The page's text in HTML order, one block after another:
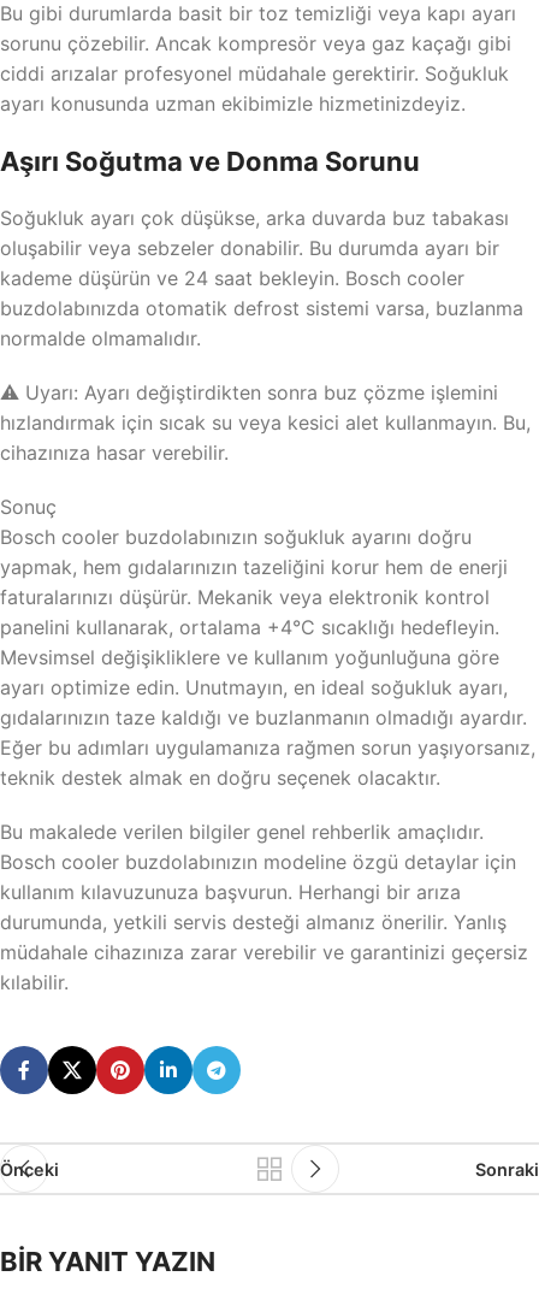
Bu gibi durumlarda basit bir toz temizliği veya kapı ayarı
sorunu çözebilir. Ancak kompresör veya gaz kaçağı gibi
ciddi arızalar profesyonel müdahale gerektirir. Soğukluk
ayarı konusunda uzman ekibimizle hizmetinizdeyiz.
Aşırı Soğutma ve Donma Sorunu
Soğukluk ayarı çok düşükse, arka duvarda buz tabakası
oluşabilir veya sebzeler donabilir. Bu durumda ayarı bir
kademe düşürün ve 24 saat bekleyin. Bosch cooler
buzdolabınızda otomatik defrost sistemi varsa, buzlanma
normalde olmamalıdır.
⚠️ Uyarı: Ayarı değiştirdikten sonra buz çözme işlemini
hızlandırmak için sıcak su veya kesici alet kullanmayın. Bu,
cihazınıza hasar verebilir.
Sonuç
Bosch cooler buzdolabınızın soğukluk ayarını doğru
yapmak, hem gıdalarınızın tazeliğini korur hem de enerji
faturalarınızı düşürür. Mekanik veya elektronik kontrol
panelini kullanarak, ortalama +4°C sıcaklığı hedefleyin.
Mevsimsel değişikliklere ve kullanım yoğunluğuna göre
ayarı optimize edin. Unutmayın, en ideal soğukluk ayarı,
gıdalarınızın taze kaldığı ve buzlanmanın olmadığı ayardır.
Eğer bu adımları uygulamanıza rağmen sorun yaşıyorsanız,
teknik destek almak en doğru seçenek olacaktır.
Bu makalede verilen bilgiler genel rehberlik amaçlıdır.
Bosch cooler buzdolabınızın modeline özgü detaylar için
kullanım kılavuzunuza başvurun. Herhangi bir arıza
durumunda, yetkili servis desteği almanız önerilir. Yanlış
müdahale cihazınıza zarar verebilir ve garantinizi geçersiz
kılabilir.
Önceki Sonraki
BIR YANIT YAZIN